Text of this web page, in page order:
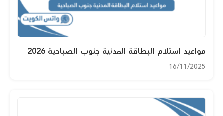
مواعيد استلام البطاقة المدنية جنوب الصباحية 2026
16/11/2025